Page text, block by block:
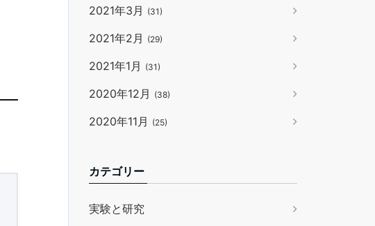
2021年3月 (31)
2021年2月 (29)
2021年1月 (31)
2020年12月 (38)
2020年11月 (25)
カテゴリー
実験と研究